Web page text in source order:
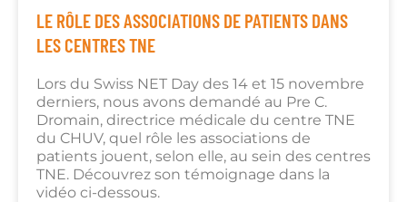
LE RÔLE DES ASSOCIATIONS DE PATIENTS DANS
LES CENTRES TNE
Lors du Swiss NET Day des 14 et 15 novembre
derniers, nous avons demandé au Pre C.
Dromain, directrice médicale du centre TNE
du CHUV, quel rôle les associations de
patients jouent, selon elle, au sein des centres
TNE. Découvrez son témoignage dans la
vidéo ci-dessous.